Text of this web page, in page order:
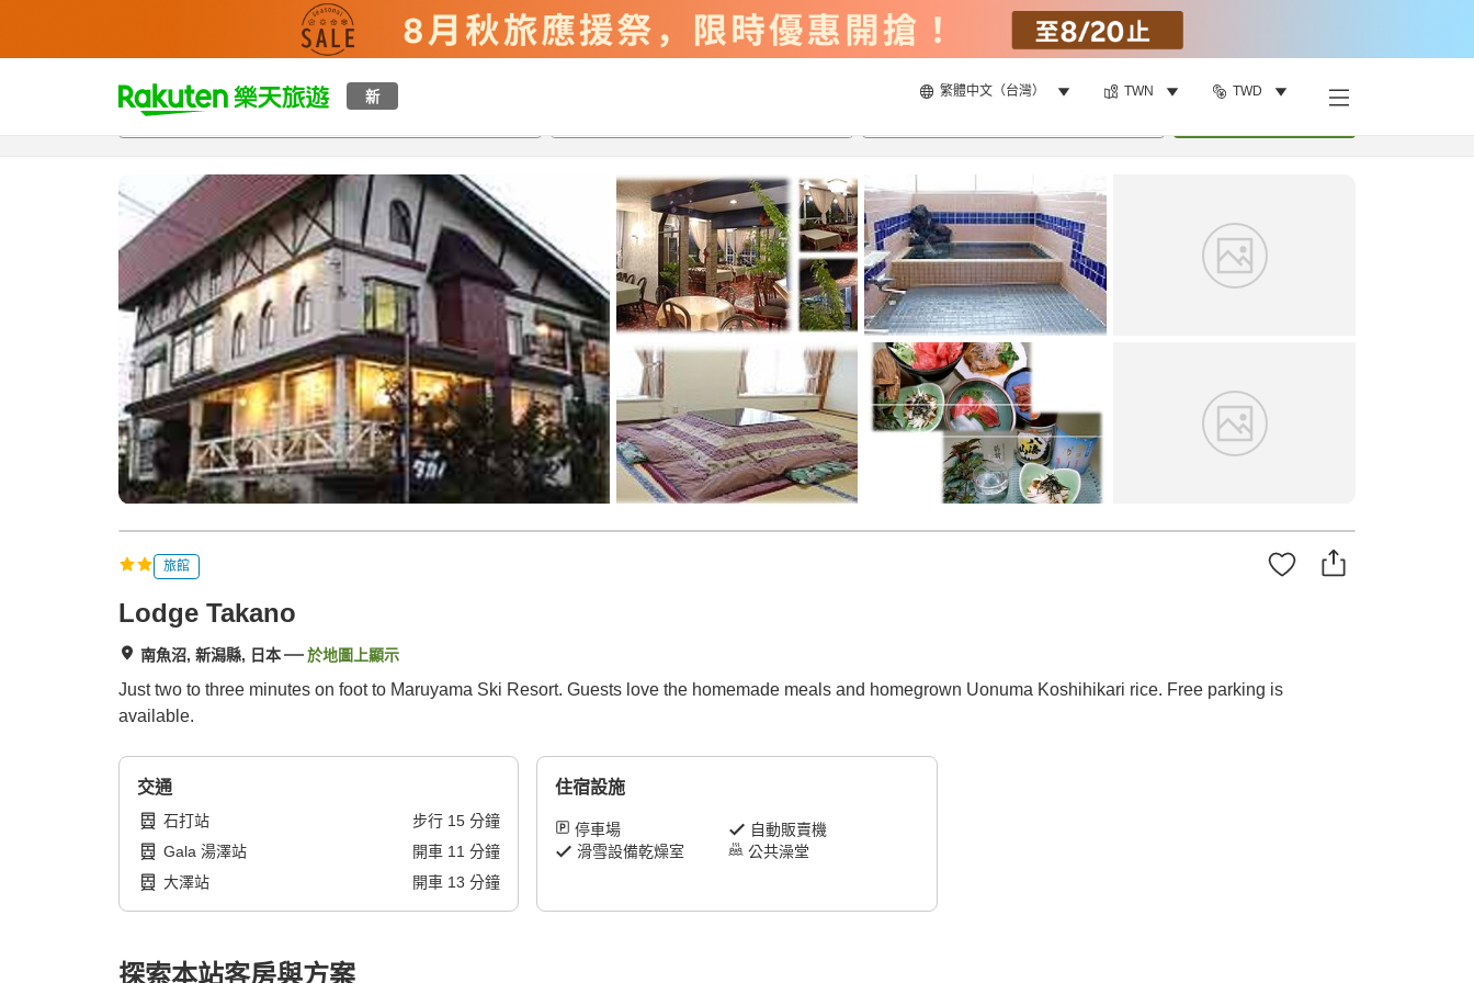
新 繁體中文（台灣） TWN TWD
t
p
g
_
s
e
a
h
總覽客房與方案評語設施
旅館
Lodge Takano
南魚沼, 新潟縣, 日本 於地圖上顯示
Just two to three minutes on foot to Maruyama Ski Resort. Guests love the homemade meals and homegrown Uonuma Koshihikari rice. Free parking is
available.
交通
石打站 步行 15 分鐘
Gala 湯澤站
開車 11 分鐘
大澤站
開車 13 分鐘
住宿設施
停車場
自動販賣機
滑雪設備乾燥室
公共澡堂
探索本站客房與方案